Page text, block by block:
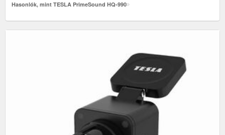
Hasonlók, mint TESLA PrimeSound HQ-990